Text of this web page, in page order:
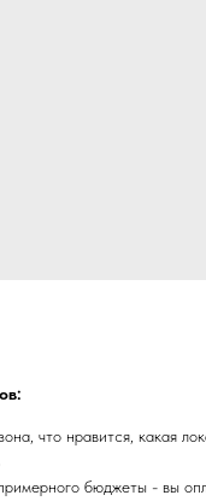
что нравится, какая
бюджеты - вы